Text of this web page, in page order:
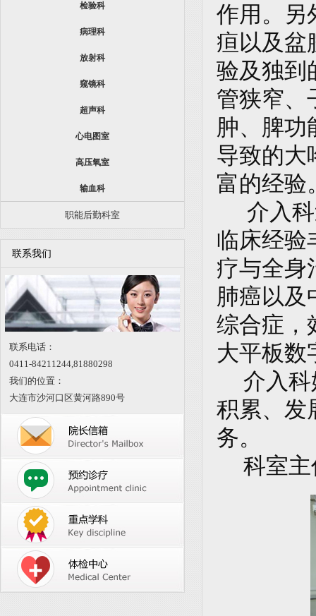
检验科
病理科
放射科
窥镜科
超声科
心电图室
高压氧室
输血科
职能后勤科室
联系我们
联系电话：
0411-84211244,81880298
我们的位置：
大连市沙河口区黄河路890号
作用。另
疸以及盆
验及独到
管狭窄、
肿、脾功
导致的大
富的经验
介入
临床经验
疗与全身
肺癌以及
综合症，
大平板数
介入
积累、发
务。
科室